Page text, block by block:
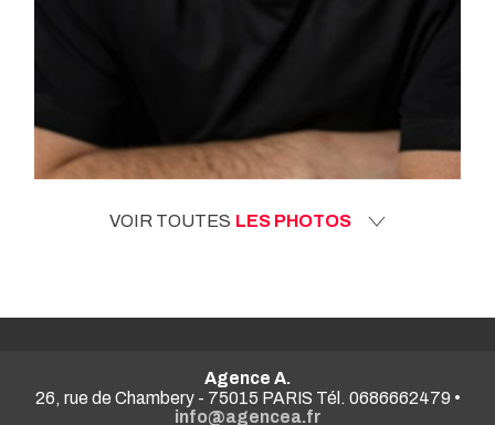
VOIR TOUTES LES PHOTOS
Agence A.
26, rue de Chambery - 75015 PARIS Tél. 0686662479 •
info@agencea.fr